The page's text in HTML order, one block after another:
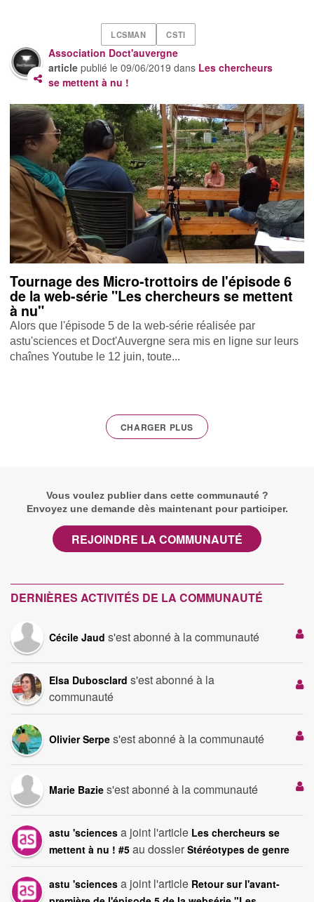
LCSMAN CSTI
Association Doct'auvergne
article publié le09/06/2019 dans Les chercheurs
se mettent à nu !
Tournage des Micro-trottoirs de l'épisode 6
de la web-série "Les chercheurs se mettent
à nu"
Alors que l'épisode 5 de la web-série réalisée par
astu'sciences et Doct'Auvergne sera mis en ligne sur leurs
chaînes Youtube le 12 juin, toute...
CHARGER PLUS
Vous voulez publier dans cette communauté ?
Envoyez une demande dès maintenant pour participer.
REJOINDRE LA COMMUNAUTÉ
DERNIÈRES ACTIVITÉS DE LA COMMUNAUTÉ
Cécile Jaud s'est abonné à la communauté
Elsa Dubosclard s'est abonné à la
communauté
Olivier Serpe s'est abonné à la communauté
Marie Bazie s'est abonné à la communauté
astu 'sciences a joint l'article Les chercheurs se
mettent à nu ! #5 au dossier Stéréotypes de genre
astu 'sciences a joint l'article Retour sur l'avant-